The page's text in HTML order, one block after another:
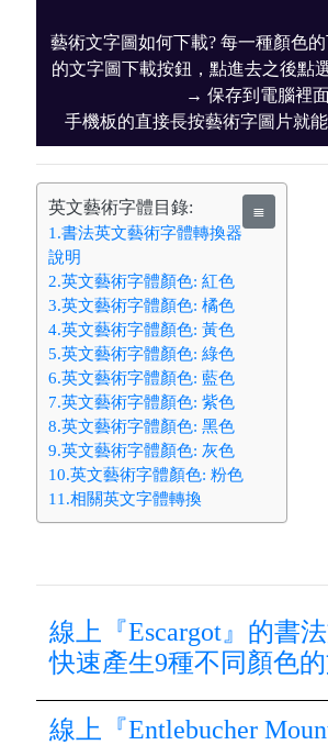
藝術文字圖如何下載? 每一種顏色
的文字圖下載按鈕，點進去之後點
→ 保存到電腦裡
手機板的直接長按藝術字圖片就能
英文藝術字體目錄: ≣
1.書法英文藝術字體轉換器
說明
2.英文藝術字體顏色: 紅色
3.英文藝術字體顏色: 橘色
4.英文藝術字體顏色: 黃色
5.英文藝術字體顏色: 綠色
6.英文藝術字體顏色: 藍色
7.英文藝術字體顏色: 紫色
8.英文藝術字體顏色: 黑色
9.英文藝術字體顏色: 灰色
10.英文藝術字體顏色: 粉色
11.相關英文字體轉換
線上『Escargot』的書
快速產生9種不同顏色
線上『Entlebucher